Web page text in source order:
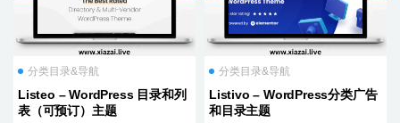
分类目录&导航
Listeo – WordPress 目录和列
表（可预订）主题
分类目录&导航
Listivo – WordPress分类广告
和目录主题